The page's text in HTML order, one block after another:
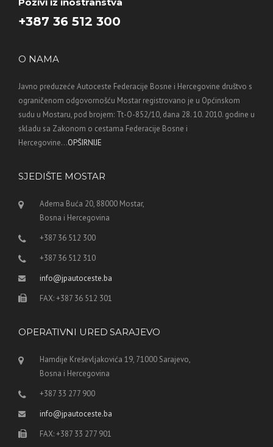
+387 36 512 300
O NAMA
Javno preduzeće Autoceste Federacije Bosne i Hercegovine društvo s
ograničenom odgovornošću Mostar registrovano je u Općinskom
sudu u Mostaru, pod brojem: Tt-O-852/10, dana 28. 10. 2010. godine u
skladu sa Zakonom o cestama Federacije Bosne i
Hercegovine...OPŠIRNIJE
SJEDIŠTE MOSTAR
Adema Buća 20, 88000 Mostar,
Bosna i Hercegovina
+387 36 512 300
+387 36 512 310
info@jpautoceste.ba
FAX: +387 36 512 301
OPERATIVNI URED SARAJEVO
Hamdije Kreševljakovića 19, 71000 Sarajevo,
Bosna i Hercegovina
+387 33 277 900
info@jpautoceste.ba
FAX: +387 33 277 901